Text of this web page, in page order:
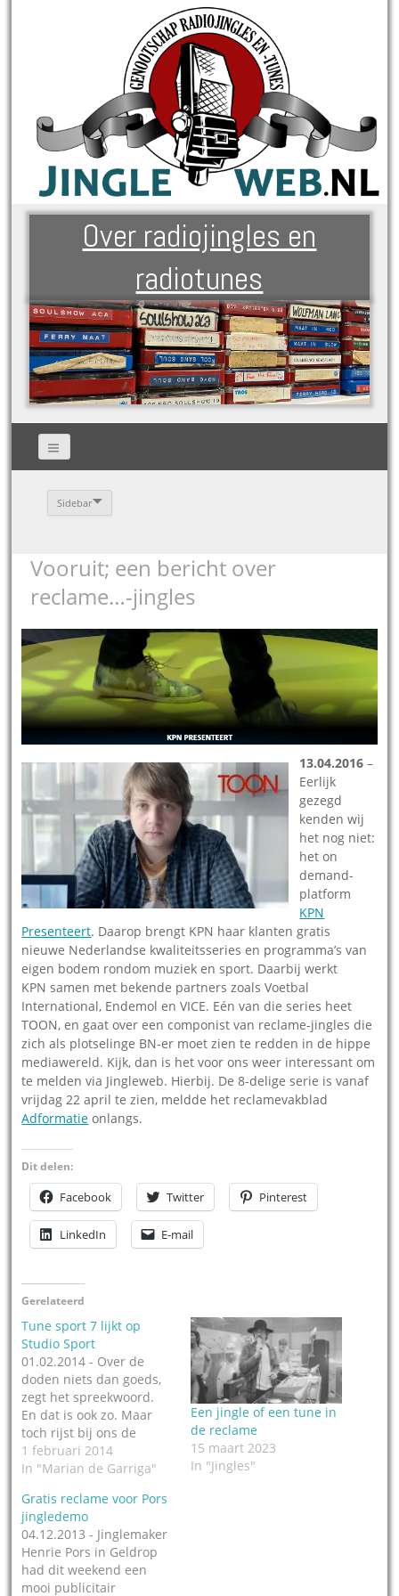
Over radiojingles en
radiotunes
Sidebar
Vooruit; een bericht over
reclame…-jingles
13.04.2016 –
Eerlijk
gezegd
kenden wij
het nog niet:
het on
demand-
platform
KPN
Presenteert. Daarop brengt KPN haar klanten gratis
nieuwe Nederlandse kwaliteitsseries en programma’s van
eigen bodem rondom muziek en sport. Daarbij werkt
KPN samen met bekende partners zoals Voetbal
International, Endemol en VICE. Eén van die series heet
TOON, en gaat over een componist van reclame-jingles die
zich als plotselinge BN-er moet zien te redden in de hippe
mediawereld. Kijk, dan is het voor ons weer interessant om
te melden via Jingleweb. Hierbij. De 8-delige serie is vanaf
vrijdag 22 april te zien, meldde het reclamevakblad
Adformatie onlangs.
Dit delen:
Facebook Twitter Pinterest
LinkedIn E-mail
Gerelateerd
Tune sport 7 lijkt op
Studio Sport
01.02.2014 - Over de
doden niets dan goeds,
zegt het spreekwoord.
En dat is ook zo. Maar
toch rijst bij ons de
vraag of Marian de
Garriga (overleden in
heeft geluisterd naar de
aloude tune van Studio
Sport toen zij de versie
voor Sport 7
componeerde. Hoe…
1 februari 2014
In "Marian de Garriga"
Een jingle of een tune in
de reclame
15 maart 2023
In "Jingles"
Gratis reclame voor Pors
jingledemo
04.12.2013 - Jinglemaker
Henrie Pors in Geldrop
had dit weekend een
mooi publicitair